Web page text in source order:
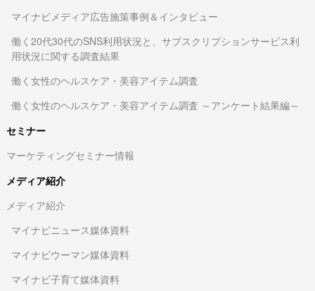
マイナビメディア広告施策事例＆インタビュー
働く20代30代のSNS利用状況と、サブスクリプションサービス利
用状況に関する調査結果
働く女性のヘルスケア・美容アイテム調査
働く女性のヘルスケア・美容アイテム調査 ～アンケート結果編～
セミナー
マーケティングセミナー情報
メディア紹介
メディア紹介
マイナビニュース媒体資料
マイナビウーマン媒体資料
マイナビ子育て媒体資料